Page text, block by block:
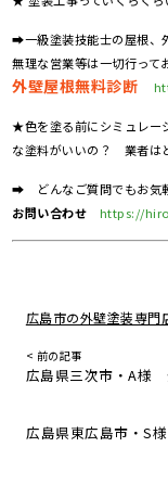
➡一級塗装技能士の屋根、
無理な営業等は一切行って
外壁屋根無料診断
★色を塗る前にシミュレ
な塗料がいいの？ 業者は
➡ どんなご質問でもお気
お問い合わせ
https://
広島市の外壁塗装専門
< 前の記事
広島県三次市・A様
広島県東広島市・S